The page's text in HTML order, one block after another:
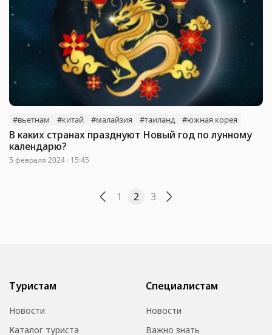
#вьетнам #китай #малайзия #таиланд #южная корея
В каких странах празднуют Новый год по лунному
календарю?
5 февраля 2024 · 15:45
1 2 3
Туристам
Новости
Каталог туриста
Специалистам
Новости
Важно знать